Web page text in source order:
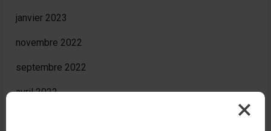
janvier 2023
novembre 2022
septembre 2022
avril 2022